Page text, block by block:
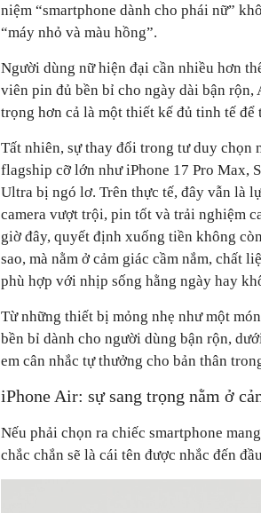
niệm “smartphone dành cho phái nữ”
“máy nhỏ và màu hồng”.
Người dùng nữ hiện đại cần nhiều hơn
viên pin đủ bền bỉ cho ngày dài bận
trọng hơn cả là một thiết kế đủ tinh tế
Tất nhiên, sự thay đổi trong tư duy chọn
flagship cỡ lớn như iPhone 17 Pro Max,
Ultra bị ngó lơ. Trên thực tế, đây vẫn là
camera vượt trội, pin tốt và trải nghiệm
giờ đây, quyết định xuống tiền không
sao, mà nằm ở cảm giác cầm nắm, chất
phù hợp với nhịp sống hằng ngày hay
Từ những thiết bị mỏng nhẹ như một
bền bỉ dành cho người dùng bận rộn,
em cân nhắc tự thưởng cho bản thân
iPhone Air: sự sang trọng nằm ở
Nếu phải chọn ra chiếc smartphone
chắc chắn sẽ là cái tên được nhắc đến